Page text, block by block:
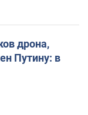
дрона,
Путину: в